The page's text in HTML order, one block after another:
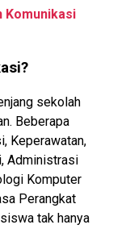
Komunikasi
sekolah
Beberapa
Keperawatan,
Administrasi
Komputer
Perangkat
tak hanya